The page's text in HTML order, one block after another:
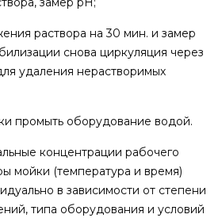
раствора на 30 мин. и замер
снова циркуляция через
удаления нерастворимых
промыть оборудование водой.
концентрации рабочего
мойки (температура и время)
в зависимости от степени
типа оборудования и условий